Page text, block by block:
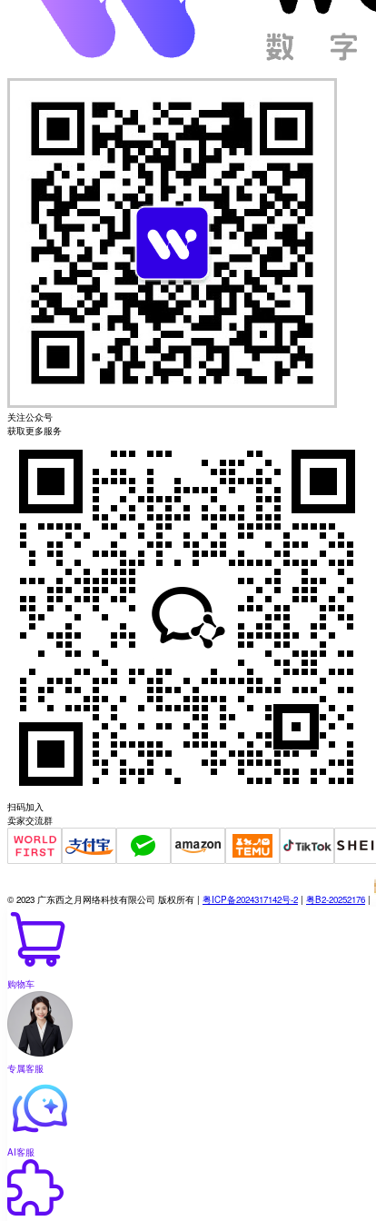
关注公众号
获取更多服务
扫码加入
卖家交流群
© 2023 广东西之月网络科技有限公司 版权所有 | 粤ICP备2024317142号-2 | 粤B2-20252176 |
购物车
专属客服
AI客服